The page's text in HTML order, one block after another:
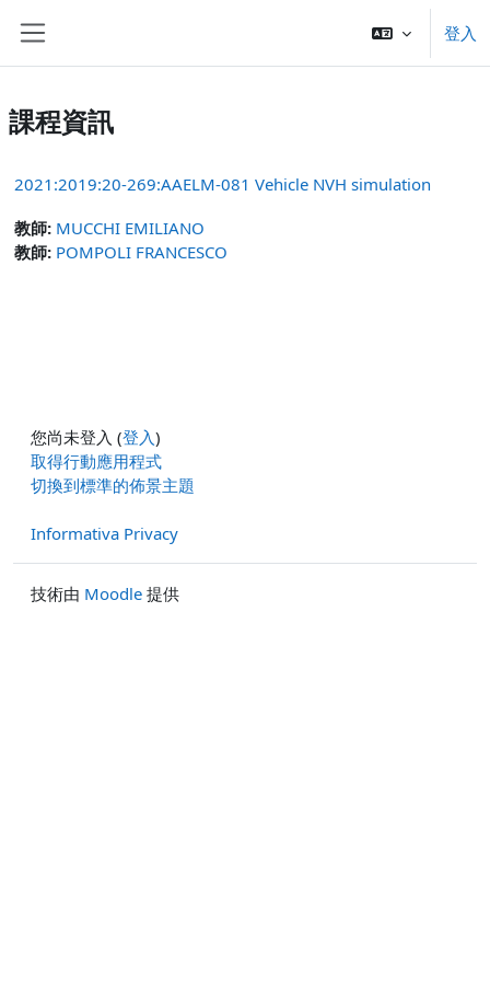
登入
課程資訊
2021:2019:20-269:AAELM-081 Vehicle NVH simulation
教師: MUCCHI EMILIANO
教師: POMPOLI FRANCESCO
您尚未登入 (登入)
取得行動應用程式
切換到標準的佈景主題
Informativa Privacy
技術由 Moodle 提供